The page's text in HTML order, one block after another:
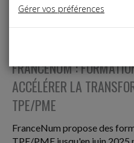
j
Vie des affaires
FRANCENUM :
ACCÉLÉRER LA
TPE/PME
FranceNum propose des
TPE/PME jusqu'en juin 2025
Gérer vos préférences